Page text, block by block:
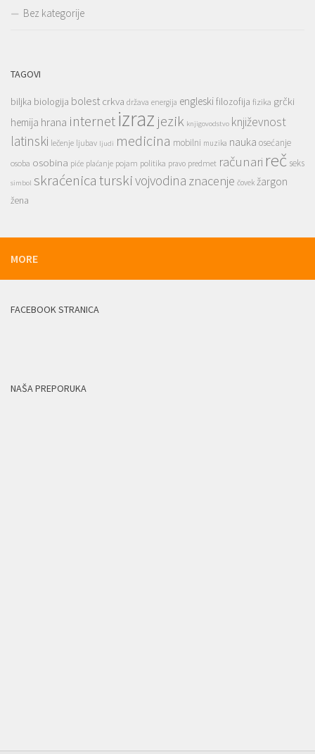
Bez kategorije
TAGOVI
biljka biologija bolest crkva država energija engleskifilozofija fizika grčki
hemija hrana internetizraz jezik knjigovodstvo književnost
latinski lečenje ljubav ljudi medicina mobilni muzika nauka osećanje
osoba osobina piće plaćanje pojam politika pravo predmet računari reč seks
simbol skraćenicaturskivojvodina znacenje čovek žargon
žena
MORE
FACEBOOK STRANICA
NAŠA PREPORUKA